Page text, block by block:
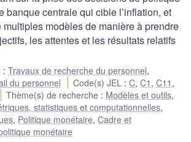
banque centrale qui cible l’inflation, et
modèles de manière à prendre
les attentes et les résultats relatifs
: Travaux de recherche du personnel,
du personnel
Code(s) JEL :C,C1 ,C11 ,
Thème(s) de recherche : Modèles et outils,
statistiques et computationnelles,
, Politique monétaire, Cadre et
monétaire